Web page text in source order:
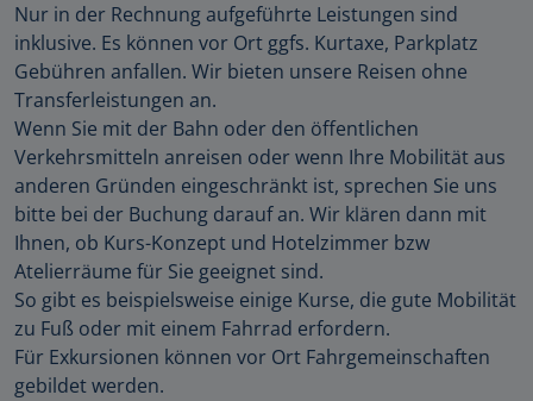
Nur in der Rechnung aufgeführte Leistungen sind
inklusive. Es können vor Ort ggfs. Kurtaxe, Parkplatz
Gebühren anfallen. Wir bieten unsere Reisen ohne
Transferleistungen an.
Wenn Sie mit der Bahn oder den öffentlichen
Verkehrsmitteln anreisen oder wenn Ihre Mobilität aus
anderen Gründen eingeschränkt ist, sprechen Sie uns
bitte bei der Buchung darauf an. Wir klären dann mit
Ihnen, ob Kurs-Konzept und Hotelzimmer bzw
Atelierräume für Sie geeignet sind.
So gibt es beispielsweise einige Kurse, die gute Mobilität
zu Fuß oder mit einem Fahrrad erfordern.
Für Exkursionen können vor Ort Fahrgemeinschaften
gebildet werden.